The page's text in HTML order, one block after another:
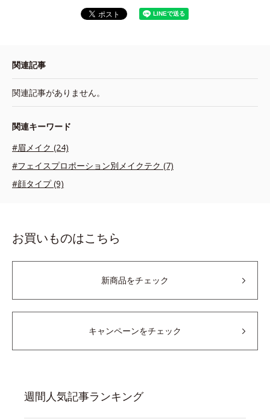
関連記事
関連記事がありません。
関連キーワード
#眉メイク (24)
#フェイスプロポーション別メイクテク (7)
#顔タイプ (9)
お買いものはこちら
新商品をチェック
キャンペーンをチェック
週間人気記事ランキング